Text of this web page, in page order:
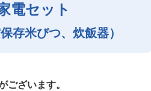
電セット
存米びつ、炊飯器）
ございます。